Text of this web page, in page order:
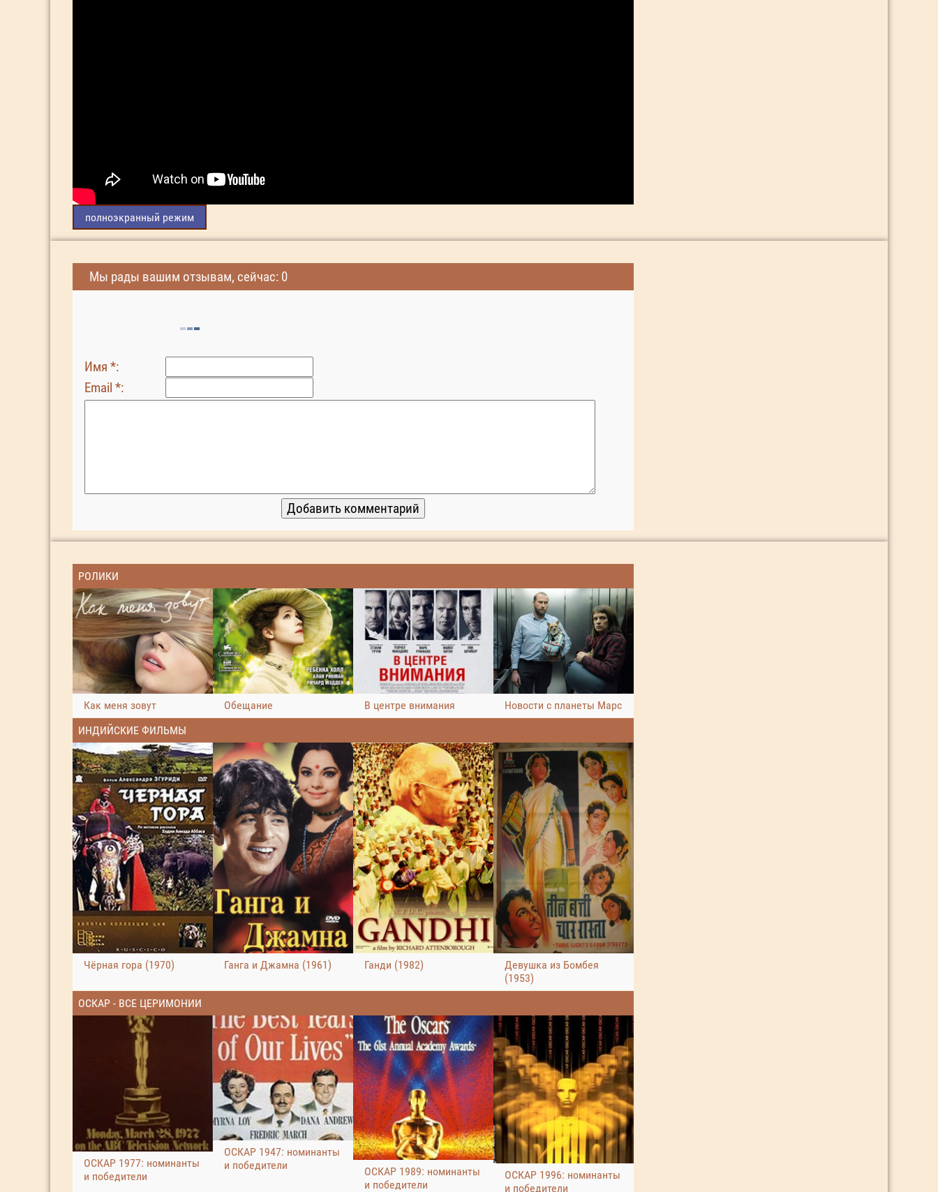
полноэкранный режим
Мы рады вашим отзывам, сейчас: 0
Имя *:
Email *:
РОЛИКИ
Как меня зовут Обещание В центре внимания
Новости с планеты Марс
ИНДИЙСКИЕ ФИЛЬМЫ
Чёрная гора (1970) Ганга и Джамна (1961) Ганди (1982)
Девушка из Бомбея
(1953)
ОСКАР - ВСЕ ЦЕРИМОНИИ
ОСКАР 1977: номинанты
и победители
ОСКАР 1947: номинанты
и победители
ОСКАР 1989: номинанты
и победители
ОСКАР 1996: номинанты
и победители